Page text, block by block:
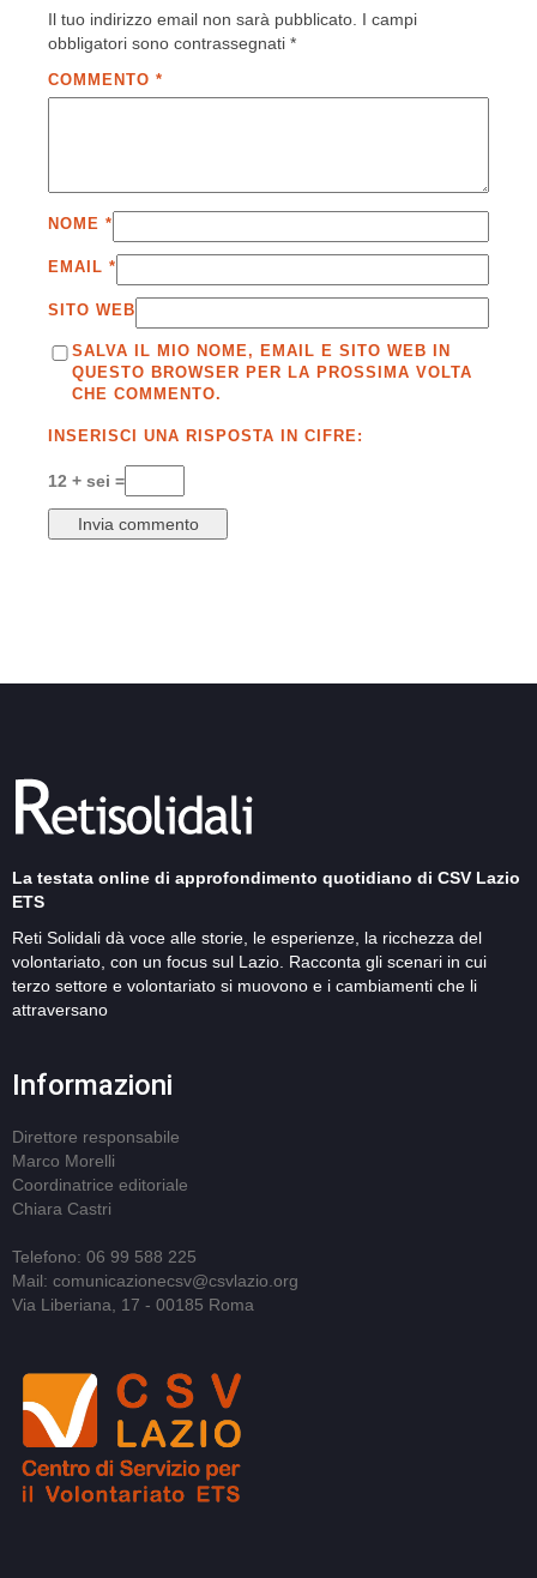
Il tuo indirizzo email non sarà pubblicato. I campi
obbligatori sono contrassegnati *
COMMENTO *
NOME *
EMAIL *
SITO WEB
SALVA IL MIO NOME, EMAIL E SITO WEB IN
QUESTO BROWSER PER LA PROSSIMA VOLTA
CHE COMMENTO.
INSERISCI UNA RISPOSTA IN CIFRE:
12 + sei =
La testata online di approfondimento quotidiano di CSV Lazio
ETS
Reti Solidali dà voce alle storie, le esperienze, la ricchezza del
volontariato, con un focus sul Lazio. Racconta gli scenari in cui
terzo settore e volontariato si muovono e i cambiamenti che li
attraversano
Informazioni
Direttore responsabile
Marco Morelli
Coordinatrice editoriale
Chiara Castri
Telefono: 06 99 588 225
Mail: comunicazionecsv@csvlazio.org
Via Liberiana, 17 - 00185 Roma